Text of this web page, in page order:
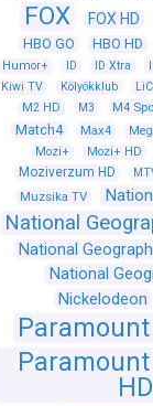
FOX FOX HD
HBO GO
HBO HD
Humor+
ID ID Xtra
Kiwi TV
Kölyökklub
M2 HD
M3 M4
Match4 Max4
Mozi+ Mozi+ HD
Moziverzum HD
Muzsika TV
National
National
National
Nickelodeon
Paramount
Paramount
HD